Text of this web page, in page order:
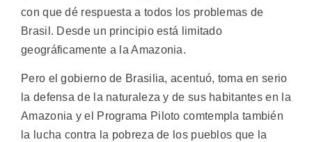
con que dé respuesta a todos los problemas de
Brasil. Desde un principio está limitado
geográficamente a la Amazonia.
Pero el gobierno de Brasilia, acentuó, toma en serio
la defensa de la naturaleza y de sus habitantes en la
Amazonia y el Programa Piloto comtempla también
la lucha contra la pobreza de los pueblos que la